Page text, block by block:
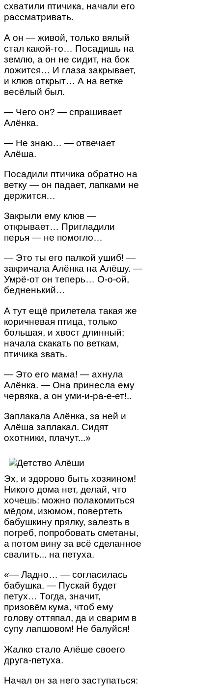
схватили птичика, начали его
рассматривать.
А он — живой, только вялый
стал какой-то… Посадишь на
землю, а он не сидит, на бок
ложится… И глаза закрывает,
и клюв открыт… А на ветке
весёлый был.
— Чего он? — спрашивает
Алёнка.
— Не знаю… — отвечает
Алёша.
Посадили птичика обратно на
ветку — он падает, лапками не
держится…
Закрыли ему клюв —
открывает… Пригладили
перья — не помогло…
— Это ты его палкой ушиб! —
закричала Алёнка на Алёшу. —
Умрё-от он теперь… О-о-ой,
бедненький…
А тут ещё прилетела такая же
коричневая птица, только
большая, и хвост длинный;
начала скакать по веткам,
птичика звать.
— Это его мама! — ахнула
Алёнка. — Она принесла ему
червяка, а он уми-и-ра-е-ет!..
Заплакала Алёнка, за ней и
Алёша заплакал. Сидят
охотники, плачут...»
Эх, и здорово быть хозяином!
Никого дома нет, делай, что
хочешь: можно полакомиться
мёдом, изюмом, повертеть
бабушкину прялку, залезть в
погреб, попробовать сметаны,
а потом вину за всё сделанное
свалить... на петуха.
«— Ладно… — согласилась
бабушка. — Пускай будет
петух… Тогда, значит,
призовём кума, чтоб ему
голову оттяпал, да и сварим в
супу лапшовом! Не балуйся!
Жалко стало Алёше своего
друга-петуха.
Начал он за него заступаться: